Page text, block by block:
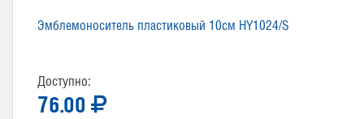
Эмблемоноситель пластиковый 10см HY1024/S
Доступно:
76.00